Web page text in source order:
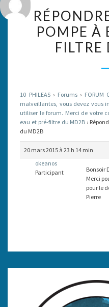
POMPE À
FILTRE
10 PHILEAS › Forums › FORUM
malveillantes, vous devez vous
utiliser le forum. Merci de votre
eau et pré-filtre du MD2B ›
du MD2B
20 mars 2015 à 23 h 14 min
okeanos
Participant
Bonsoir
Merci
pour le
Pierre